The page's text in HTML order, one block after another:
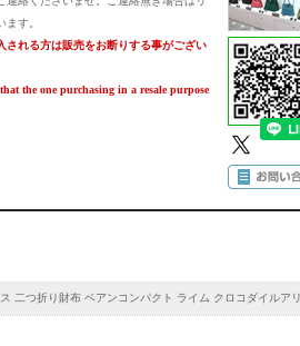
す。
れる方は販売をお断りする事がござい
the one purchasing in a resale purpose
二つ折り財布 ベアンコンパクト ライム クロコダイルア